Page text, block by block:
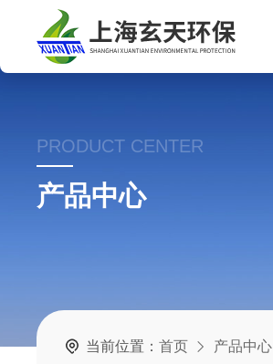
PRODUCT CENTER
产品中心
当前位置：首页 产品中心